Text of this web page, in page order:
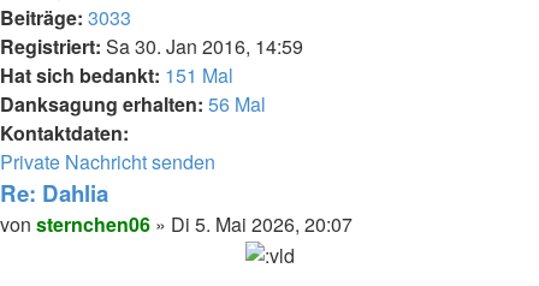
Beiträge: 3033
Registriert: Sa 30. Jan 2016, 14:59
Hat sich bedankt: 151 Mal
Danksagung erhalten: 56 Mal
Kontaktdaten:
Kontaktdaten
von
sternchen06
Private Nachricht senden
Re: Dahlia
Melden
Zitieren
Beitrag
von sternchen06 » Di 5. Mai 2026, 20:07